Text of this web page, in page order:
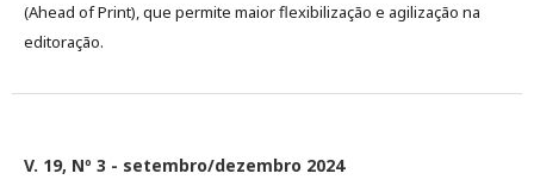
(Ahead of Print), que permite maior flexibilização e agilização na
editoração.
V. 19, Nº 3 - setembro/dezembro 2024